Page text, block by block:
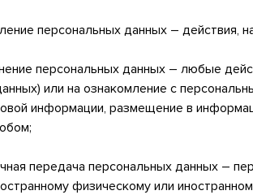
персональных данных – действия,
персональных данных – любые
или на ознакомление с
информации, размещение в
передача персональных данных –
физическому или